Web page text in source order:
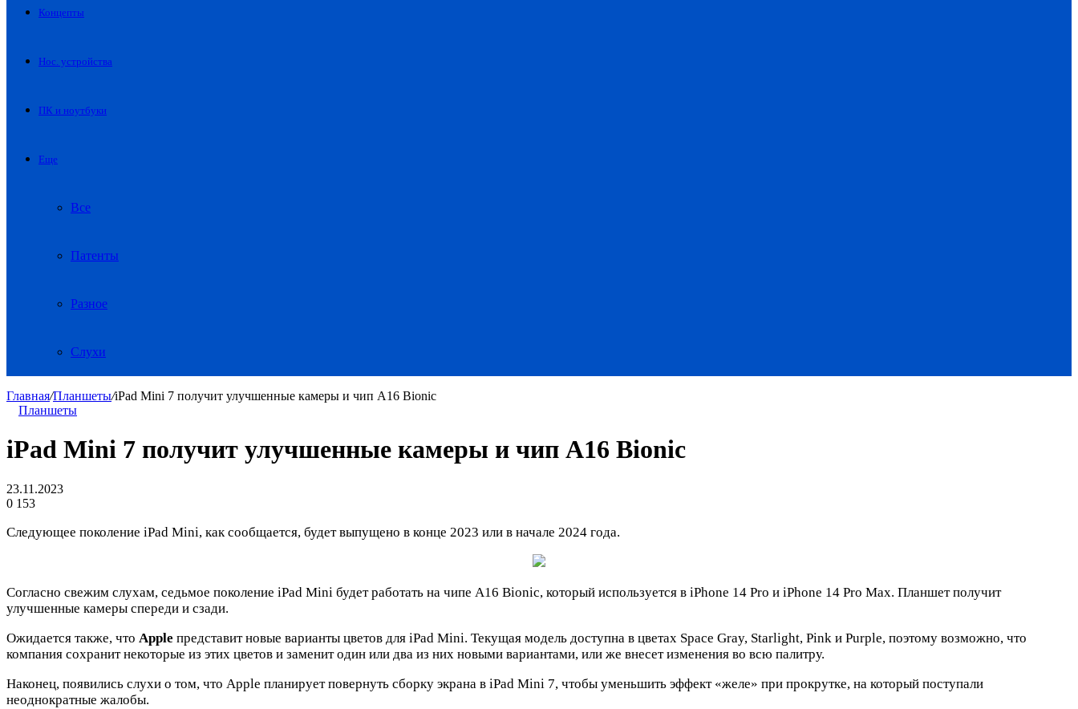
Концепты
Нос. устройства
ПК и ноутбуки
Еще
Все
Патенты
Разное
Слухи
Главная/Планшеты/iPad Mini 7 получит улучшенные камеры и чип A16 Bionic
Планшеты
iPad Mini 7 получит улучшенные камеры и чип A16 Bionic
23.11.2023
0 153
Следующее поколение iPad Mini, как сообщается, будет выпущено в конце 2023 или в начале 2024 года.
Согласно свежим слухам, седьмое поколение iPad Mini будет работать на чипе A16 Bionic, который используется в iPhone 14 Pro и iPhone 14 Pro Max. Планшет получит
улучшенные камеры спереди и сзади.
Ожидается также, что Apple представит новые варианты цветов для iPad Mini. Текущая модель доступна в цветах Space Gray, Starlight, Pink и Purple, поэтому возможно, что
компания сохранит некоторые из этих цветов и заменит один или два из них новыми вариантами, или же внесет изменения во всю палитру.
Наконец, появились слухи о том, что Apple планирует повернуть сборку экрана в iPad Mini 7, чтобы уменьшить эффект «желе» при прокрутке, на который поступали
неоднократные жалобы.